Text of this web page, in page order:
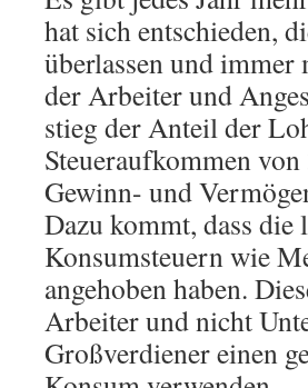
hat sich entschieden,
überlassen und immer
der Arbeiter und
stieg der Anteil der
Steueraufkommen
Gewinn- und
Dazu kommt, dass die
Konsumsteuern wie
angehoben haben.
Arbeiter und nicht
Großverdiener einen